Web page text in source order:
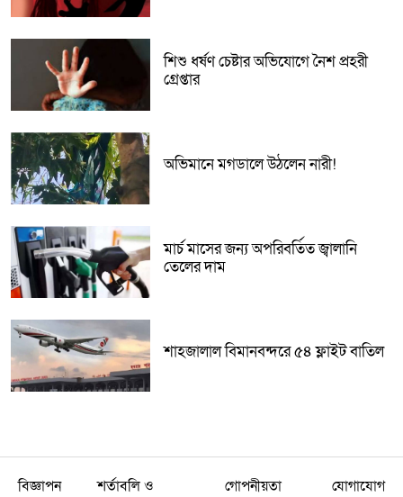
শিশু ধর্ষণ চেষ্টার অভিযোগে নৈশ প্রহরী
গ্রেপ্তার
অভিমানে মগডালে উঠলেন নারী!
মার্চ মাসের জন্য অপরিবর্তিত জ্বালানি
তেলের দাম
শাহজালাল বিমানবন্দরে ৫৪ ফ্লাইট বাতিল
বিজ্ঞাপন শর্তাবলি ও গোপনীয়তা যোগাযোগ